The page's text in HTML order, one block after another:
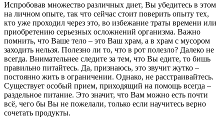
Испробовав множество различных диет, Вы убедитесь в этом
на личном опыте, так что сейчас стоит поверить опыту тех,
кто уже проходил через это, во избежание траты времени или
приобретению серьезных осложнений организма. Важно
помнить, что Ваше тело – это Ваш храм, а в храм с мусором
заходить нельзя. Полезно ли то, что в рот полезло? Далеко не
всегда. Внимательнее следите за тем, что Вы едите, то бишь
правильно питайтесь. Да, признаюсь, это звучит жутко –
постоянно жить в ограничении. Однако, не расстраивайтесь.
Существует особый прием, приходящий на помощь всегда –
раздельное питание. Это значит, что Вам можно есть почти
всё, чего бы Вы не пожелали, только если научитесь верно
сочетать продукты.